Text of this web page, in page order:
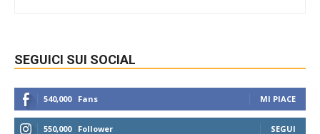
SEGUICI SUI SOCIAL
540,000 Fans MI PIACE
550,000 Follower SEGUI